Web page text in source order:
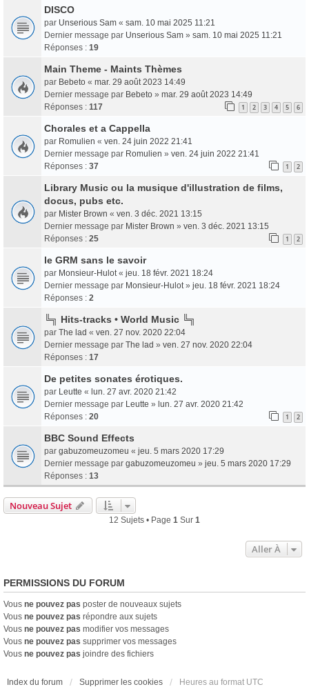
DISCO
par Unserious Sam « sam. 10 mai 2025 11:21
Dernier message par Unserious Sam » sam. 10 mai 2025 11:21
Réponses : 19
Main Theme - Maints Thèmes
par Bebeto « mar. 29 août 2023 14:49
Dernier message par Bebeto » mar. 29 août 2023 14:49
Réponses : 117 1 2 3 4 5 6
Chorales et a Cappella
par Romulien « ven. 24 juin 2022 21:41
Dernier message par Romulien » ven. 24 juin 2022 21:41
Réponses : 37 1 2
Library Music ou la musique d'illustration de films,
docus, pubs etc.
par Mister Brown « ven. 3 déc. 2021 13:15
Dernier message par Mister Brown » ven. 3 déc. 2021 13:15
Réponses : 25 1 2
le GRM sans le savoir
par Monsieur-Hulot « jeu. 18 févr. 2021 18:24
Dernier message par Monsieur-Hulot » jeu. 18 févr. 2021 18:24
Réponses : 2
╚╗ Hits-tracks • World Music ╚╗
par The lad « ven. 27 nov. 2020 22:04
Dernier message par The lad » ven. 27 nov. 2020 22:04
Réponses : 17
De petites sonates érotiques.
par Leutte « lun. 27 avr. 2020 21:42
Dernier message par Leutte » lun. 27 avr. 2020 21:42
Réponses : 20 1 2
BBC Sound Effects
par gabuzomeuzomeu « jeu. 5 mars 2020 17:29
Dernier message par gabuzomeuzomeu » jeu. 5 mars 2020 17:29
Réponses : 13
Nouveau Sujet
12 Sujets • Page 1 Sur 1
Aller À
PERMISSIONS DU FORUM
Vous ne pouvez pas poster de nouveaux sujets
Vous ne pouvez pas répondre aux sujets
Vous ne pouvez pas modifier vos messages
Vous ne pouvez pas supprimer vos messages
Vous ne pouvez pas joindre des fichiers
Index du forum Supprimer les cookies Heures au format UTC